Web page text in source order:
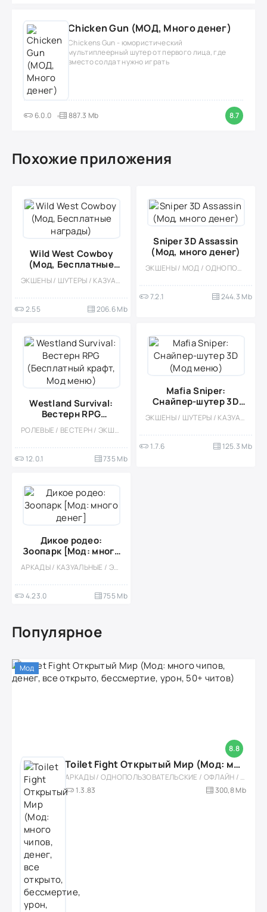
Chicken Gun (МОД, Много денег)
Chickens Gun - юмористический
мультиплеерный шутер от первого лица, где
вместо солдат нужно играть
6.0.0 887.3 Mb 8.7
Похожие приложения
Wild West Cowboy
(Мод, Бесплатные
награды)
ЭКШЕНЫ / ШУТЕРЫ / КАЗУАЛЬНЫЕ / ОДНОПОЛЬЗОВАТЕЛЬСКИЕ / СТИЛИЗАЦИЯ / ОФЛАЙН / 3D / СИМУЛЯТОРЫ / ПРИКЛЮЧЕНИЕ / ВЕСТЕРН / ВСТРОЕННЫЙ КЕШ / МОД / МАЛЕНЬКАЯ
2.55 206.6 Mb
Sniper 3D Assassin
(Мод, много денег)
ЭКШЕНЫ / МОД / ОДНОПОЛЬЗОВАТЕЛЬСКИЕ / ОФЛАЙН / 3D / СИМУЛЯТОРЫ / ОТ ПЕРВОГО ЛИЦА / ВСТРОЕННЫЙ КЕШ
7.2.1 244.3 Mb
Westland Survival:
Вестерн RPG
(Бесплатный крафт,
Mод меню)
РОЛЕВЫЕ / ВЕСТЕРН / ЭКШЕНЫ / ПРИКЛЮЧЕНИЕ / ВЫЖИВАНИЕ / ИЗОМЕТРИЯ / КАЗУАЛЬНЫЕ / МНОГОПОЛЬЗОВАТЕЛЬСКАЯ / СТИЛИЗАЦИЯ / ВСТРОЕННЫЙ КЕШ / МОД / MMORPG
12.0.1 735 Mb
Mafia Sniper:
Снайпер-шутер 3D
(Мод меню)
ЭКШЕНЫ / ШУТЕРЫ / КАЗУАЛЬНЫЕ / ОДНОПОЛЬЗОВАТЕЛЬСКИЕ / СТИЛИЗАЦИЯ / ОФЛАЙН / 3D / МОД / ВСТРОЕННЫЙ КЕШ / МАЛЕНЬКАЯ / ВЕСЁЛАЯ / ДЛЯ ДЕТЕЙ
1.7.6 125.3 Mb
Дикое родео:
Зоопарк [Мод: много
денег]
АРКАДЫ / КАЗУАЛЬНЫЕ / ЭКШЕНЫ / ПЛАТФОРМЕРЫ / РАННИЙ ДОСТУП / ОДНОПОЛЬЗОВАТЕЛЬСКИЕ / СТИЛИЗАЦИЯ / ПИКСЕЛЬНАЯ / ОФЛАЙН / МОД / ВСТРОЕННЫЙ КЕШ / ДЛЯ ДЕТЕЙ / ВЕСЁЛАЯ
4.23.0 755 Mb
Популярное
8.8
Мод
Toilet Fight Открытый Мир (Мод: много чипов, денег, все открыто, бессмертие, урон, 50+ читов)
АРКАДЫ / ОДНОПОЛЬЗОВАТЕЛЬСКИЕ / ОФЛАЙН / МОД / РОЛЕВЫЕ / ШУТЕРЫ / ОТКРЫТЫЙ МИР / ВСТРОЕННЫЙ КЕШ / 3D / ЭКШЕНЫ / ТУАЛЕТНЫЕ ВОЙНЫ / ДЛЯ ДЕТЕЙ
1.3.83
300,8 Mb